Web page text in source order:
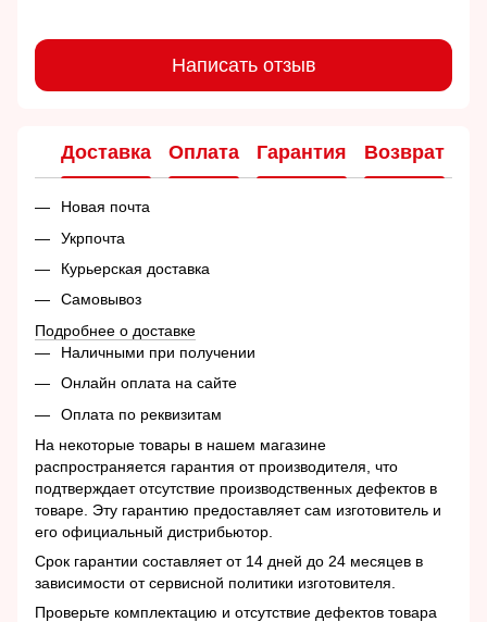
Написать отзыв
Доставка Оплата Гарантия Возврат
Новая почта
Укрпочта
Курьерская доставка
Самовывоз
Подробнее о доставке
Наличными при получении
Онлайн оплата на сайте
Оплата по реквизитам
На некоторые товары в нашем магазине
распространяется гарантия от производителя, что
подтверждает отсутствие производственных дефектов в
товаре. Эту гарантию предоставляет сам изготовитель и
его официальный дистрибьютор.
Срок гарантии составляет от 14 дней до 24 месяцев в
зависимости от сервисной политики изготовителя.
Проверьте комплектацию и отсутствие дефектов товара